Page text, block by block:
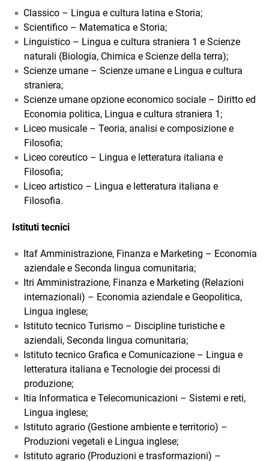
Classico – Lingua e cultura latina e Storia;
Scientifico – Matematica e Storia;
Linguistico – Lingua e cultura straniera 1 e Scienze
naturali (Biologia, Chimica e Scienze della terra);
Scienze umane – Scienze umane e Lingua e cultura
straniera;
Scienze umane opzione economico sociale – Diritto ed
Economia politica, Lingua e cultura straniera 1;
Liceo musicale – Teoria, analisi e composizione e
Filosofia;
Liceo coreutico – Lingua e letteratura italiana e
Filosofia;
Liceo artistico – Lingua e letteratura italiana e
Filosofia.
Istituti tecnici
Itaf Amministrazione, Finanza e Marketing – Economia
aziendale e Seconda lingua comunitaria;
Itri Amministrazione, Finanza e Marketing (Relazioni
internazionali) – Economia aziendale e Geopolitica,
Lingua inglese;
Istituto tecnico Turismo – Discipline turistiche e
aziendali, Seconda lingua comunitaria;
Istituto tecnico Grafica e Comunicazione – Lingua e
letteratura italiana e Tecnologie dei processi di
produzione;
Itia Informatica e Telecomunicazioni – Sistemi e reti,
Lingua inglese;
Istituto agrario (Gestione ambiente e territorio) –
Produzioni vegetali e Lingua inglese;
Istituto agrario (Produzioni e trasformazioni) –